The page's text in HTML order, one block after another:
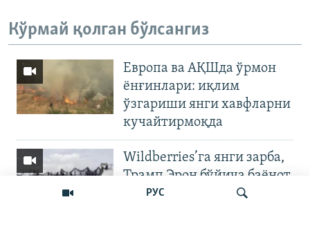
РУС
Кўрмай қолган бўлсангиз
Европа ва АҚШда ўрмон
ёнғинлари: иқлим
ўзгариши янги хавфларни
кучайтирмоқда
Wildberries’га янги зарба,
Трамп Эрон бўйича баёнот
қилди